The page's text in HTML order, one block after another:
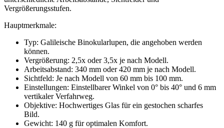
Vergrößerungsstufen.
Hauptmerkmale:
Typ: Galileische Binokularlupen, die angehoben werden
können.
Vergrößerung: 2,5x oder 3,5x je nach Modell.
Arbeitsabstand: 340 mm oder 420 mm je nach Modell.
Sichtfeld: Je nach Modell von 60 mm bis 100 mm.
Einstellungen: Einstellbarer Winkel von 0° bis 40° und 6 mm
vertikaler Verfahrweg.
Objektive: Hochwertiges Glas für ein gestochen scharfes
Bild.
Gewicht: 140 g für optimalen Komfort.